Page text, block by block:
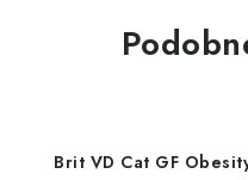
Brit VD Cat GF